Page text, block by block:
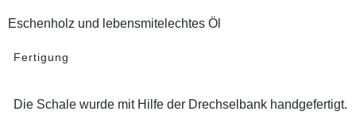
Eschenholz und lebensmitelechtes Öl
Fertigung
Die Schale wurde mit Hilfe der Drechselbank handgefertigt.